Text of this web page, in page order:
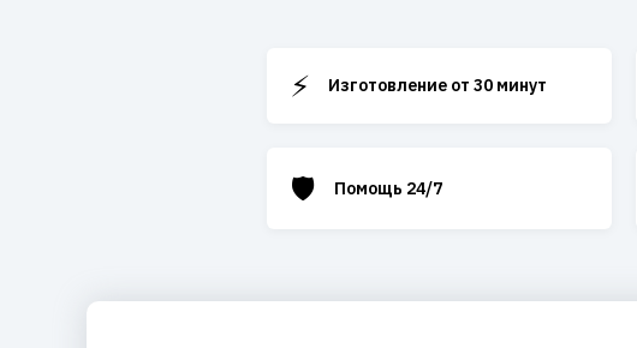
⚡ Изготовление от 30 минут
🛡️ Помощь 24/7